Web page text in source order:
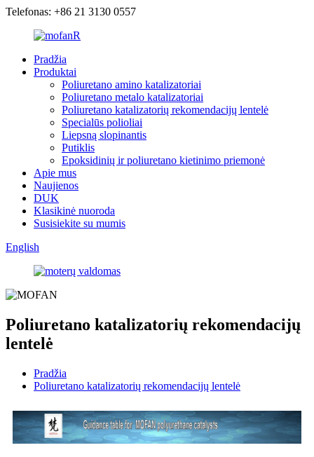
Telefonas: +86 21 3130 0557
Pradžia
Produktai
Poliuretano amino katalizatoriai
Poliuretano metalo katalizatoriai
Poliuretano katalizatorių rekomendacijų lentelė
Specialūs polioliai
Liepsną slopinantis
Putiklis
Epoksidinių ir poliuretano kietinimo priemonė
Apie mus
Naujienos
DUK
Klasikinė nuoroda
Susisiekite su mumis
English
Poliuretano katalizatorių rekomendacijų
lentelė
Pradžia
Poliuretano katalizatorių rekomendacijų lentelė